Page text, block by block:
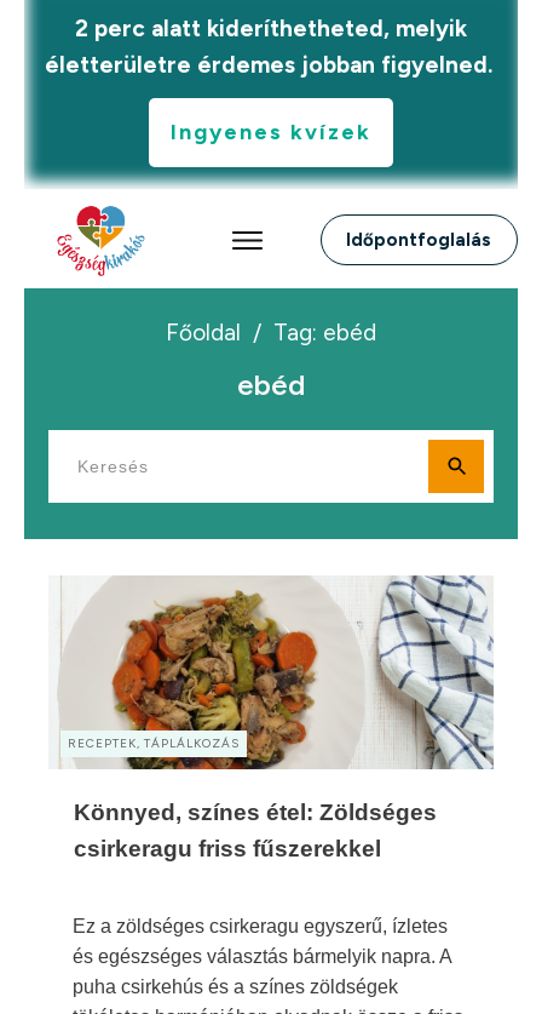
2 perc alatt kideríthetheted, melyik
életterületre érdemes jobban figyelned.
Ingyenes kvízek
Időpontfoglalás
Főoldal / Tag: ebéd
ebéd
RECEPTEK, TÁPLÁLKOZÁS
Könnyed, színes étel: Zöldséges
csirkeragu friss fűszerekkel
Ez a zöldséges csirkeragu egyszerű, ízletes
és egészséges választás bármelyik napra. A
puha csirkehús és a színes zöldségek